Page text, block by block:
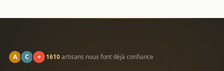
A C + 1610artisans nous font déjà confiance